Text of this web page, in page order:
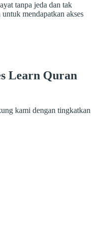
tanpa jeda dan tak
mendapatkan akses
Learn Quran
kami dengan tingkatkan